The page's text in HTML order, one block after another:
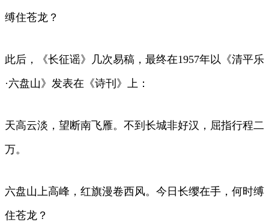
缚住苍龙？
此后，《长征谣》几次易稿，最终在1957年以《清平乐
·六盘山》发表在《诗刊》上：
天高云淡，望断南飞雁。不到长城非好汉，屈指行程二
万。
六盘山上高峰，红旗漫卷西风。今日长缨在手，何时缚
住苍龙？